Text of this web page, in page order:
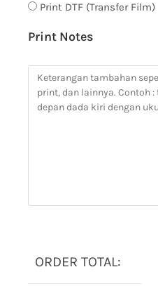
Print DTF (Transfer Film)
Print Notes
ORDER TOTAL: